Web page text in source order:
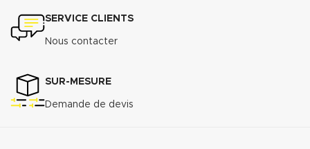
SERVICE CLIENTS
Nous contacter
SUR-MESURE
Demande de devis